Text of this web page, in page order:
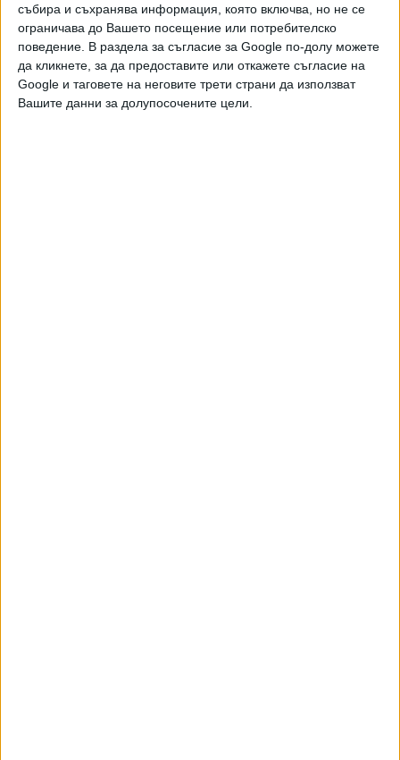
събира и съхранява информация, която включва, но не се
ограничава до Вашето посещение или потребителско
поведение. В раздела за съгласие за Google по-долу можете
да кликнете, за да предоставите или откажете съгласие на
Google и таговете на неговите трети страни да използват
Вашите данни за долупосочените цели.
Ключови думи: "Атака",Волен Сидеров ,евроизбори